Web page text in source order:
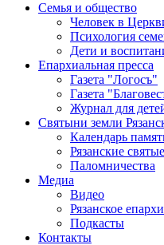
Семья и общество
Человек в
Психология
Дети и
Епархиальная пресса
Газета "Логосъ"
Газета
Журнал для
Святыни земли
Календарь
Рязанские святые
Паломничества
Медиа
Видео
Рязанское
Подкасты
Контакты